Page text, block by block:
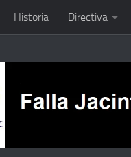
Historia Directiva